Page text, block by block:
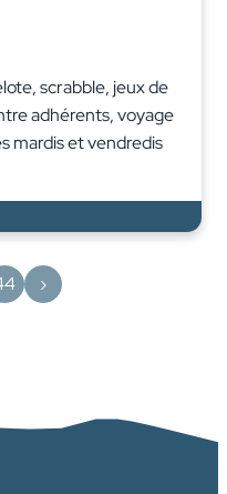
scrabble, jeux de
adhérents, voyage
mardis et vendredis
›